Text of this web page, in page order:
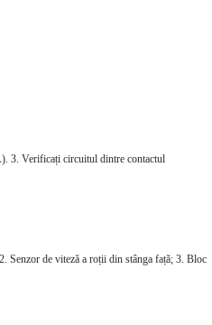
3. Verificați circuitul dintre contactul
Senzor de viteză a roții din stânga față; 3. Bloc